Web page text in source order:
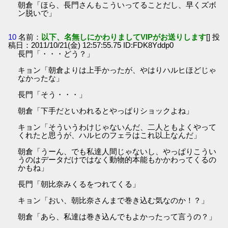
朝倉「ほら、長門さんもこういってることだし、早くズボ
ン脱いで」
10 名前： 以下、名無しにかわりましてVIPがお送りします[] 投
稿日：2011/10/21(金) 12:57:55.75 ID:FDK8Yddp0
長門「・・・どう？」
キョン「朝倉よりは上手かったが、やはりハルヒほどじゃ
なかったな」
長門「そう・・・」
朝倉「下手だといわれるとやっぱりショックよね」
キョン「そういうわけじゃないんだ、二人ともよくやって
くれたと思うが、ハルヒのフェラはこれ以上なんだ」
朝倉「うーん、でも私達人間じゃないし、やっぱりこうい
うのはデータだけではなく動物的本能もかかわってくるの
かもね」
長門「朝比奈みくるをつれてくる」
キョン「おい、朝比奈さんまで巻き込む気なのか！？」
朝倉「あら、私達は巻き込んでもよかったって言うの？」